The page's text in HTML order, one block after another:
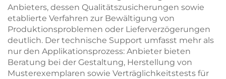
Anbieters, dessen Qualitätszusicherungen sowie
etablierte Verfahren zur Bewältigung von
Produktionsproblemen oder Lieferverzögerungen
deutlich. Der technische Support umfasst mehr als
nur den Applikationsprozess: Anbieter bieten
Beratung bei der Gestaltung, Herstellung von
Musterexemplaren sowie Verträglichkeitstests für